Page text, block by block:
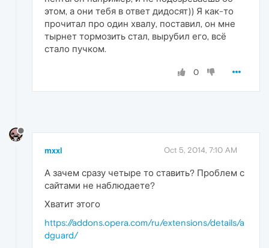
этом, а они тебя в ответ дидосят)) Я как-то
прочитал про один хвалу, поставил, он мне
тырнет тормозить стал, вырубил его, всё
стало пучком.
0
mxxl Oct 5, 2014, 7:10 AM
А зачем сразу четыре то ставить? Проблем с
сайтами не наблюдаете?
Хватит этого
https://addons.opera.com/ru/extensions/details/a
dguard/